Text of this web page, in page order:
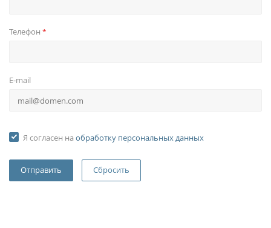
Телефон *
E-mail
Я согласен на обработку персональных данных
Сбросить